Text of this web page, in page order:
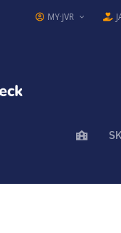
MY·JVR